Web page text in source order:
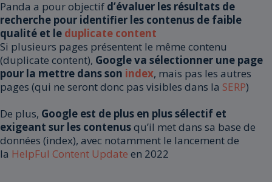
Panda a pour objectif d’évaluer les résultats de
recherche pour identifier les contenus de faible
qualité et le duplicate content
Si plusieurs pages présentent le même contenu
(duplicate content), Google va sélectionner une page
pour la mettre dans son index, mais pas les autres
pages (qui ne seront donc pas visibles dans la SERP)
De plus, Google est de plus en plus sélectif et
exigeant sur les contenusqu’il met dans sa base de
données (index), avec notamment le lancement de
la HelpFul Content Update en 2022